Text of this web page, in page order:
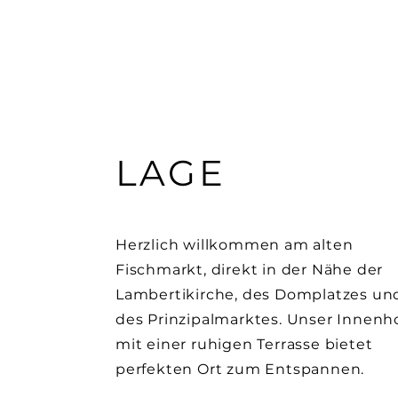
LAGE
Herzlich willkommen am alten
Fischmarkt, direkt in der Nähe der
Lambertikirche, des Domplatzes
des Prinzipalmarktes. Unser
mit einer ruhigen Terrasse bietet
perfekten Ort zum Entspannen.